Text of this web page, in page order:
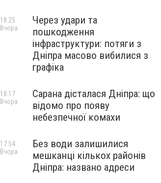
Через удари та
пошкодження
інфраструктури: потяги з
Дніпра масово вибилися з
графіка
18:25
Вчора
Сарана дісталася Дніпра: що
відомо про появу
небезпечної комахи
18:17
Вчора
Без води залишилися
мешканці кількох районів
Дніпра: названо адреси
17:54
Вчора